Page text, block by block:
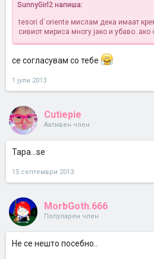
SunnyGirl2 напиша:
tesori d`oriente мислам дека имаат
сивиот мириса многу јако и
се согласувам со тебе
1 јули 2013
Cutiepie
Активен член
Tapa...se
15 септември 2013
MorbGoth.666
Популарен член
Не се нешто посебно..